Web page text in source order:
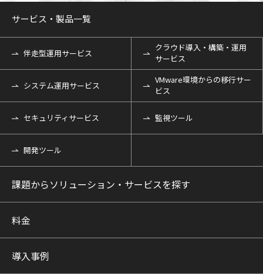
サービス・製品一覧
伴走型運用サービス
クラウド導入・構築・運用
サービス
システム運用サービス
VMware環境からの移行サー
ビス
セキュリティサービス 監視ツール
開発ツール
課題からソリューション・サービスを探す
料金
導入事例